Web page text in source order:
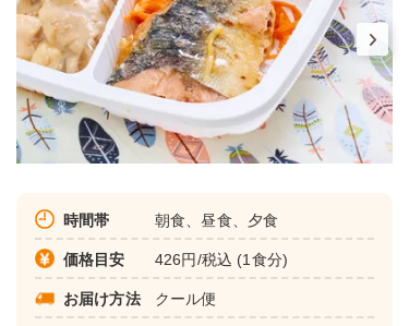
時間帯 朝食、昼食、夕食
価格目安 426円/税込 (1食分)
お届け方法 クール便